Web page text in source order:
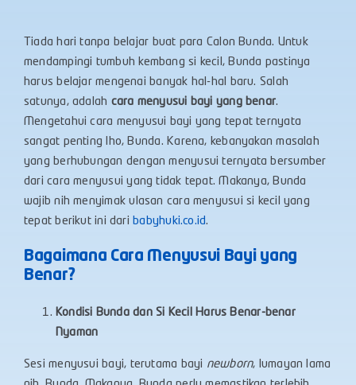
Tiada hari tanpa belajar buat para Calon Bunda. Untuk
mendampingi tumbuh kembang si kecil, Bunda pastinya
harus belajar mengenai banyak hal-hal baru. Salah
satunya, adalah cara menyusui bayi yang benar.
Mengetahui cara menyusui bayi yang tepat ternyata
sangat penting lho, Bunda. Karena, kebanyakan masalah
yang berhubungan dengan menyusui ternyata bersumber
dari cara menyusui yang tidak tepat. Makanya, Bunda
wajib nih menyimak ulasan cara menyusui si kecil yang
tepat berikut ini dari babyhuki.co.id.
Bagaimana Cara Menyusui Bayi yang
Benar?
Kondisi Bunda dan Si Kecil Harus Benar-benar
Nyaman
Sesi menyusui bayi, terutama bayi newborn, lumayan lama